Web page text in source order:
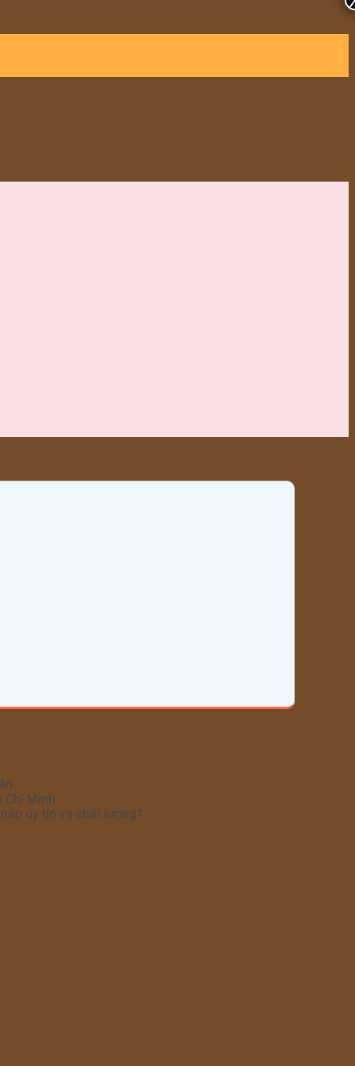
Chí Minh
uy tín và chất lượng?